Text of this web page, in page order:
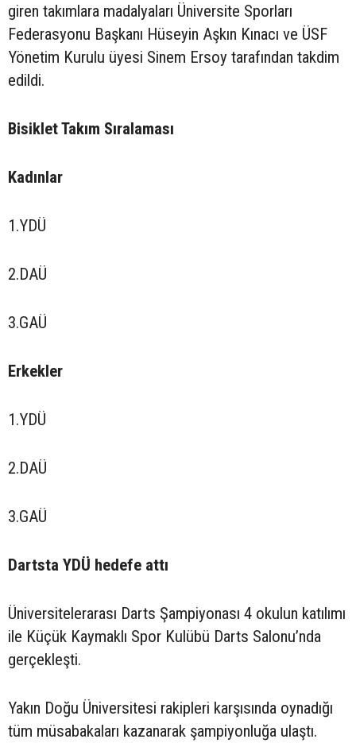
giren takımlara madalyaları Üniversite Sporları
Federasyonu Başkanı Hüseyin Aşkın Kınacı ve ÜSF
Yönetim Kurulu üyesi Sinem Ersoy tarafından takdim
edildi.
Bisiklet Takım Sıralaması
Kadınlar
1.YDÜ
2.DAÜ
3.GAÜ
Erkekler
1.YDÜ
2.DAÜ
3.GAÜ
Dartsta YDÜ hedefe attı
Üniversitelerarası Darts Şampiyonası 4 okulun katılımı
ile Küçük Kaymaklı Spor Kulübü Darts Salonu’nda
gerçekleşti.
Yakın Doğu Üniversitesi rakipleri karşısında oynadığı
tüm müsabakaları kazanarak şampiyonluğa ulaştı.